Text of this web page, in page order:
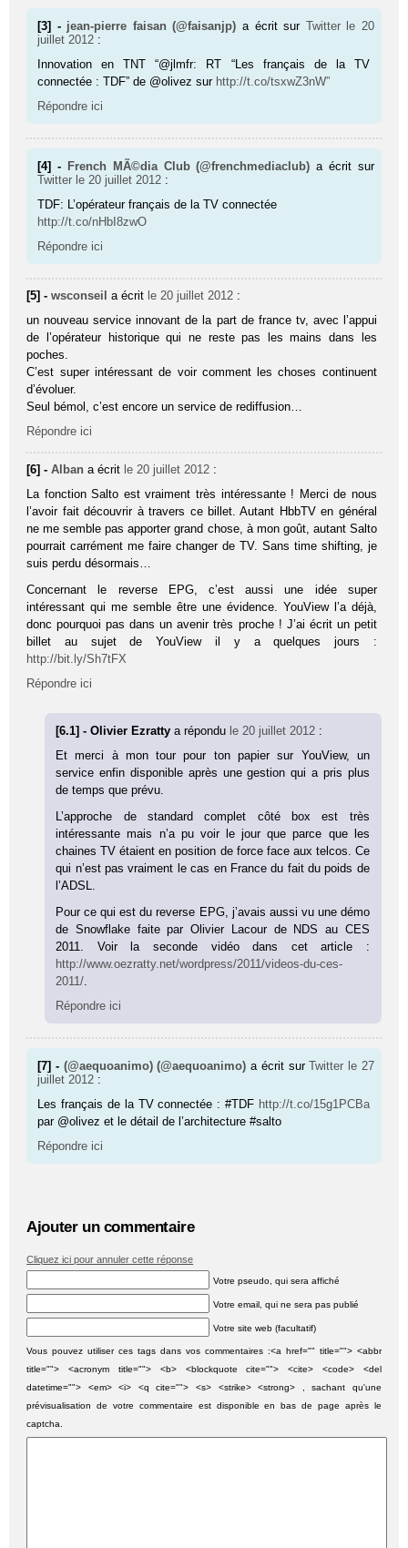
[3] - jean-pierre faisan (@faisanjp) a écrit sur Twitter
le 20
juillet 2012 :
Innovation en TNT “@jlmfr: RT “Les français de la TV
connectée : TDF” de @olivez sur http://t.co/tsxwZ3nW”
Répondre ici
[4] - French MÃ©dia Club (@frenchmediaclub) a écrit sur
Twitter le 20 juillet 2012 :
TDF: L’opérateur français de la TV connectée
http://t.co/nHbI8zwO
Répondre ici
[5] -wsconseil a écrit le 20 juillet 2012 :
un nouveau service innovant de la part de france tv, avec l’appui
de l’opérateur historique qui ne reste pas les mains dans les
poches.
C’est super intéressant de voir comment les choses continuent
d’évoluer.
Seul bémol, c’est encore un service de rediffusion…
Répondre ici
[6] -Alban a écrit le 20 juillet 2012 :
La fonction Salto est vraiment très intéressante ! Merci de nous
l’avoir fait découvrir à travers ce billet. Autant HbbTV en général
ne me semble pas apporter grand chose, à mon goût, autant Salto
pourrait carrément me faire changer de TV. Sans time shifting, je
suis perdu désormais…
Concernant le reverse EPG, c’est aussi une idée super
intéressant qui me semble être une évidence. YouView l’a déjà,
donc pourquoi pas dans un avenir très proche ! J’ai écrit un petit
billet au sujet de YouView il y a quelques jours :
http://bit.ly/Sh7tFX
Répondre ici
[6.1] - Olivier Ezrattya répondu le 20 juillet 2012 :
Et merci à mon tour pour ton papier sur YouView, un
service enfin disponible après une gestion qui a pris plus
de temps que prévu.
L’approche de standard complet côté box est très
intéressante mais n’a pu voir le jour que parce que les
chaines TV étaient en position de force face aux telcos. Ce
qui n’est pas vraiment le cas en France du fait du poids de
l’ADSL.
Pour ce qui est du reverse EPG, j’avais aussi vu une démo
de Snowflake faite par Olivier Lacour de NDS au CES
2011. Voir la seconde vidéo dans cet article :
http://www.oezratty.net/wordpress/2011/videos-du-ces-
2011/.
Répondre ici
[7] - (@aequoanimo) (@aequoanimo) a écrit surTwitter le 27
juillet 2012 :
Les français de la TV connectée : #TDF http://t.co/15g1PCBa
par @olivez et le détail de l’architecture #salto
Répondre ici
Ajouter un commentaire
Cliquez ici pour annuler cette réponse
Votre pseudo, qui sera affiché
Votre email, qui ne sera pas publié
Votre site web (facultatif)
Vous pouvez utiliser ces tags dans vos commentaires :<a href="" title=""> <abbr
title=""> <acronym title=""> <b> <blockquote cite=""> <cite> <code> <del
datetime=""> <em> <i> <q cite=""> <s> <strike> <strong> , sachant qu'une
prévisualisation de votre commentaire est disponible en bas de page après le
captcha.